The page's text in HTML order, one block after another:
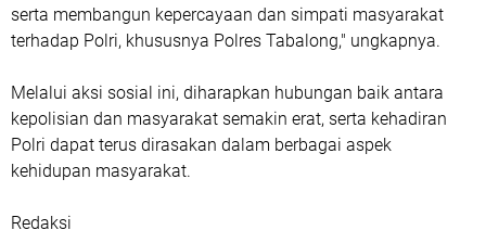
serta membangun kepercayaan dan simpati masyarakat
terhadap Polri, khususnya Polres Tabalong," ungkapnya.
Melalui aksi sosial ini, diharapkan hubungan baik antara
kepolisian dan masyarakat semakin erat, serta kehadiran
Polri dapat terus dirasakan dalam berbagai aspek
kehidupan masyarakat.
Redaksi